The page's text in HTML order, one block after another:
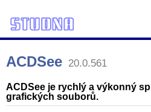
ACDSee 20.0.561
ACDSee je rychlý a výkonný
grafických souborů.